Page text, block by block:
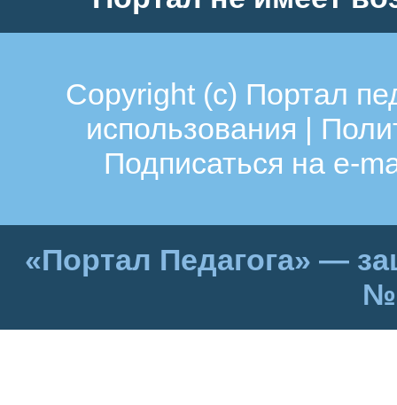
Copyright (c) Портал
использования |
Подписаться на e-
«Портал Педагога» —